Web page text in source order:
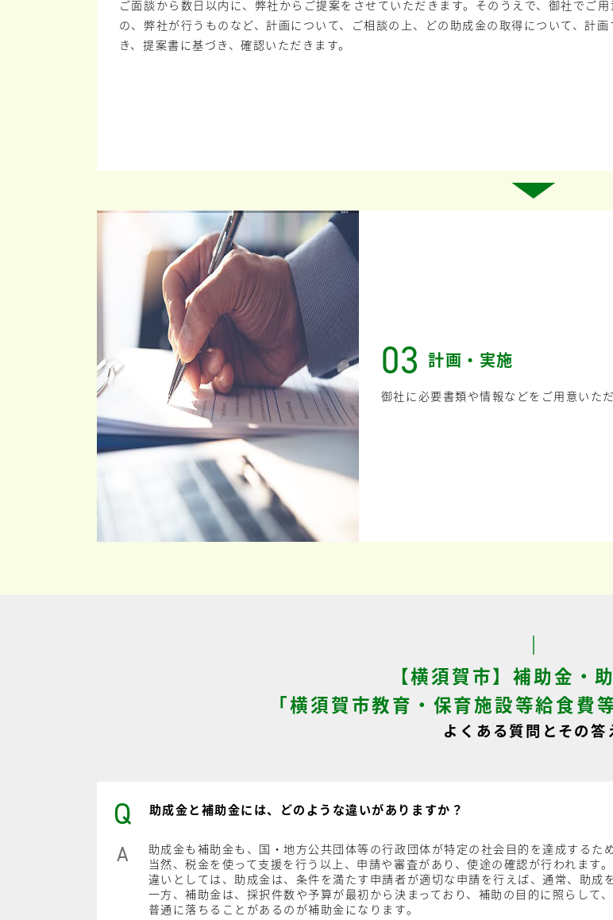
ご面談から数日以内に、弊社からご提案をさせていただきます。そのうえで、御社でご用
の、弊社が行うものなど、計画について、ご相談の上、どの助成金の取得について、計画
き、提案書に基づき、確認いただきます。
03 計画・実施
御社に必要書類や情報などをご用意いた
【横須賀市】補助金・
「横須賀市教育・保育施設等給食費
よくある質問とその答
Q 助成金と補助金には、どのような違いがありますか？
A
助成金も補助金も、国・地方公共団体等の行政団体が特定の社会目的を達成するた
当然、税金を使って支援を行う以上、申請や審査があり、使途の確認が行われます。
違いとしては、助成金は、条件を満たす申請者が適切な申請を行えば、通常、助成
一方、補助金は、採択件数や予算が最初から決まっており、補助の目的に照らして
普通に落ちることがあるのが補助金になります。